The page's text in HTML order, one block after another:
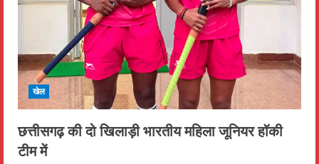
खेल
छत्तीसगढ़ की दो खिलाड़ी भारतीय महिला जूनियर हॉकी
टीम में